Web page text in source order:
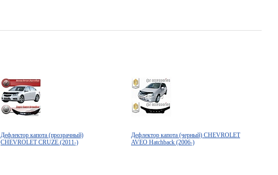
Дефлектор капота (прозрачный)
CHEVROLET CRUZE (2011-)
Дефлектор капота (черный) CHEVROLET
AVEO Hatchback (2006-)